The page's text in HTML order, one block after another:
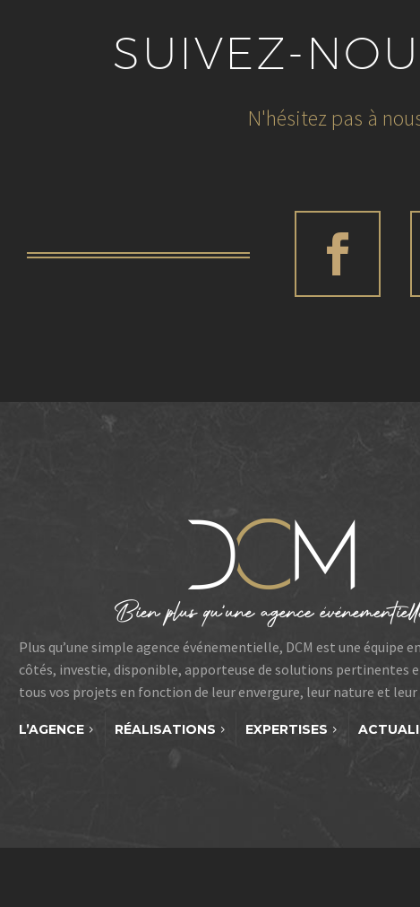
SUIVEZ-
N'hésitez pas à
Plus qu’une simple agence événementielle, DCM est une équipe
côtés, investie, disponible, apporteuse de solutions pertinentes
tous vos projets en fonction de leur envergure, leur nature et
L’AGENCE RÉALISATIONS EXPERTISES